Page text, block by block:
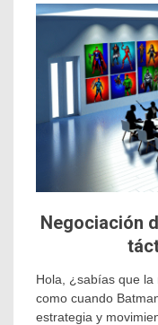
Negociación
Hola, ¿sabías que
como cuando
estrategia y